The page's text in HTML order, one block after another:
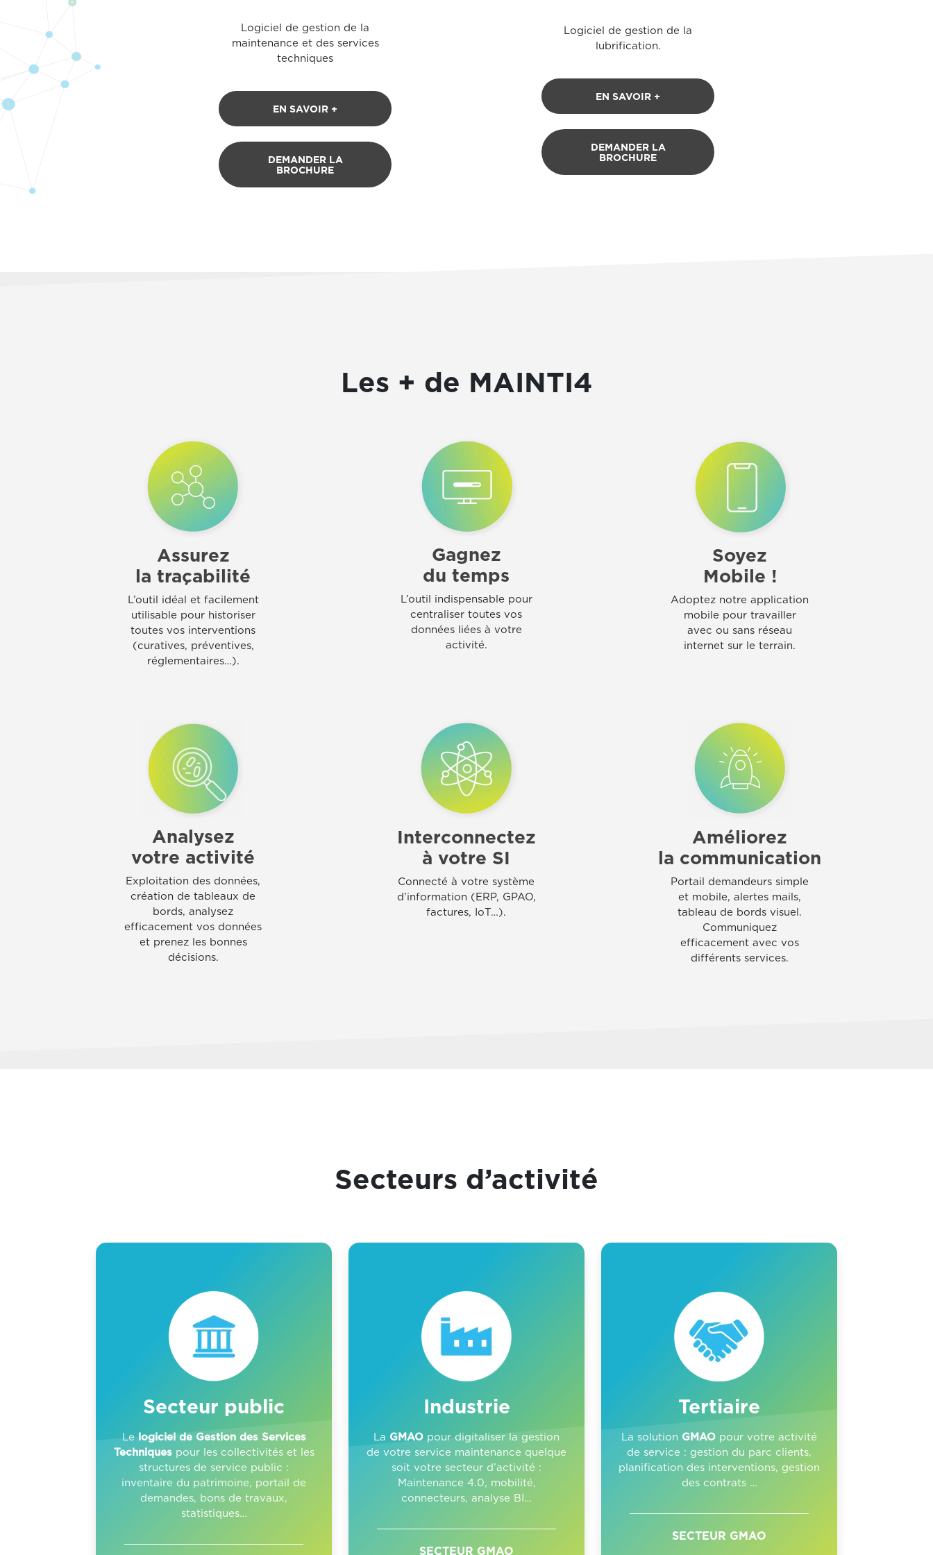
Logiciel de gestion de la
maintenance et des services
techniques
EN SAVOIR +
DEMANDER LA
BROCHURE
Logiciel de gestion de la
lubrification.
EN SAVOIR +
DEMANDER LA
BROCHURE
Les + de MAINTI4
Assurez
la traçabilité
L’outil idéal et facilement
utilisable pour historiser
toutes vos interventions
(curatives, préventives,
réglementaires…).
Gagnez
du temps
L’outil indispensable pour
centraliser toutes vos
données liées à votre
activité.
Soyez
Mobile !
Adoptez notre application
mobile pour travailler
avec ou sans réseau
internet sur le terrain.
Analysez
votre activité
Exploitation des données,
création de tableaux de
bords, analysez
efficacement vos données
et prenez les bonnes
décisions.
Interconnectez
à votre SI
Connecté à votre système
d’information (ERP, GPAO,
factures, IoT…).
Améliorez
la communication
Portail demandeurs simple
et mobile, alertes mails,
tableau de bords visuel.
Communiquez
efficacement avec vos
différents services.
Secteurs d’activité
Secteur public
Le logiciel de Gestion des Services
Techniquespour les collectivités et les
structures de service public :
inventaire du patrimoine, portail de
demandes, bons de travaux,
statistiques…
Industrie
La GMAO pour digitaliser la gestion
de votre service maintenance quelque
soit votre secteur d’activité :
Maintenance 4.0, mobilité,
connecteurs, analyse BI…
SECTEUR GMAO
Tertiaire
La solution GMAO pour votre activité
de service : gestion du parc clients,
planification des interventions, gestion
des contrats …
SECTEUR GMAO